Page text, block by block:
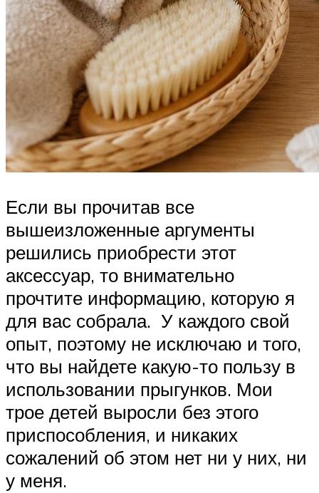
Если вы прочитав все
вышеизложенные аргументы
решились приобрести этот
аксессуар, то внимательно
прочтите информацию, которую я
для вас собрала. У каждого свой
опыт, поэтому не исключаю и того,
что вы найдете какую-то пользу в
использовании прыгунков. Мои
трое детей выросли без этого
приспособления, и никаких
сожалений об этом нет ни у них, ни
у меня.